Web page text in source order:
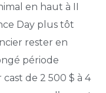
en haut à II
Day plus tôt
rester en
période
de 2 500 $ à 4